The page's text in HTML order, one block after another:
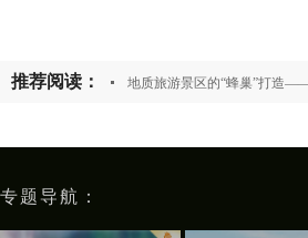
推荐阅读： 地质旅游景区的“蜂巢”打造
专题导航：